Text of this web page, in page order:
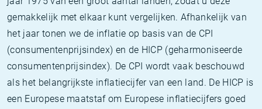
gemakkelijk met elkaar kunt vergelijken. Afhankelijk van
het jaar tonen we de inflatie op basis van de CPI
(consumentenprijsindex) en de HICP (geharmoniseerde
consumentenprijsindex). De CPI wordt vaak beschouwd
als het belangrijkste inflatiecijfer van een land. De HICP is
een Europese maatstaf om Europese inflatiecijfers goed